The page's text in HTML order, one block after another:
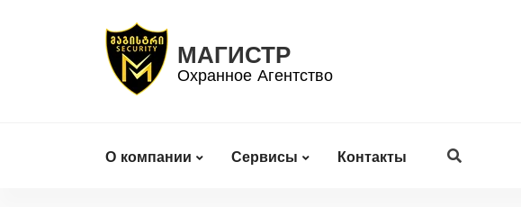
МАГИСТР
Охранное Агентство
О компании Сервисы Контакты